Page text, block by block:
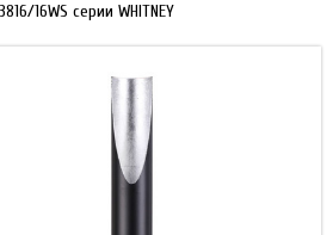
16WS серии WHITNEY